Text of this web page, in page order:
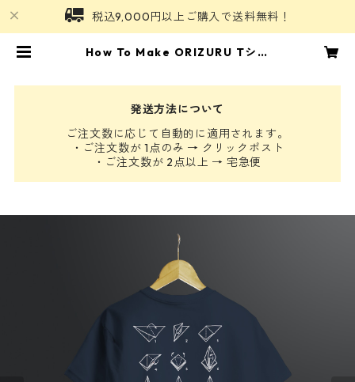
税込9,000円以上ご購入で送料無料！
How To Make ORIZURU Tシャ
発送方法について
ご注文数に応じて自動的に適用されます。
・ご注文数が 1点のみ → クリックポスト
・ご注文数が 2点以上 → 宅急便